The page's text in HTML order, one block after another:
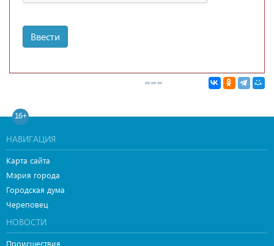
Ввести
16+
НАВИГАЦИЯ
Карта сайта
Мэрия города
Городская дума
Череповец
НОВОСТИ
Происшествия